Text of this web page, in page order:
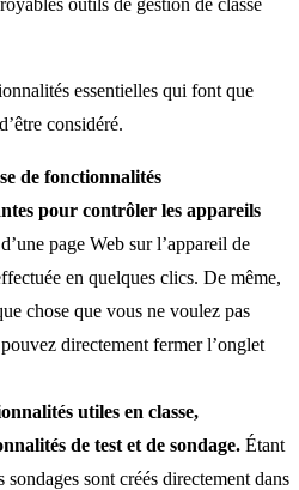
essentielles qui font que
considéré.
de fonctionnalités
pour contrôler les appareils
page Web sur l’appareil de
en quelques clics. De même,
chose que vous ne voulez pas
directement fermer l’onglet
utiles en classe,
de test et de sondage. Étant
sondages sont créés directement dans